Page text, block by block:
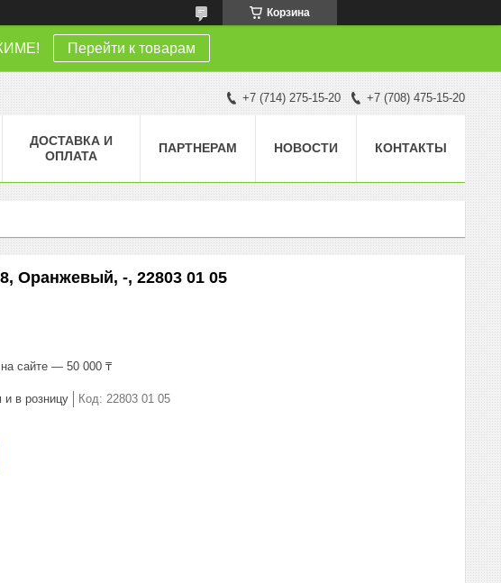
Корзина
Перейти к товарам
+7 (714) 275-15-20 +7 (708) 475-15-20
ДОСТАВКА И
ОПЛАТА
ПАРТНЕРАМ НОВОСТИ КОНТАКТЫ
Оранжевый, -, 22803 01 05
сайте — 50 000 ₸
и в розницу Код: 22803 01 05